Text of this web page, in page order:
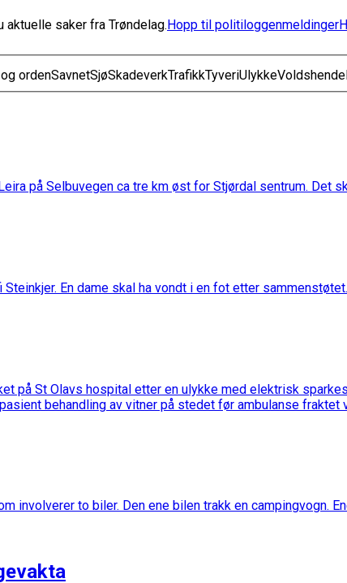
aktuelle saker fra Trøndelag.Hopp til politiloggenmeldinger
og ordenSavnetSjøSkadeverkTrafikkTyveriUlykke
på Selbuvegen ca tre km øst for Stjørdal sentrum.
En dame skal ha vondt i en fot etter
på St Olavs hospital etter en ulykke med elektrisk
behandling av vitner på stedet før ambulanse
involverer to biler. Den ene bilen trakk en campingvogn.